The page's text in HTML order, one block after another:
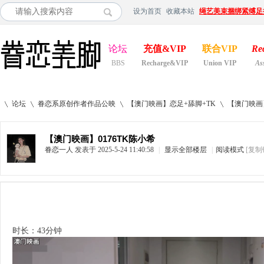
设为首页 收藏本站 绳艺美束捆绑紧缚
论坛
BBS
充值&VIP
Recharge&VIP
联合VIP
Union VIP
论坛
›
眷恋系原创作者作品公映
›
【澳门映画】恋足+舔脚+TK
›
【澳门映
【澳门映画】0176TK陈小希
眷恋一人 发表于 2025-5-24 11:40:58 显示全部楼层 阅读模式 [复
时长：43分钟